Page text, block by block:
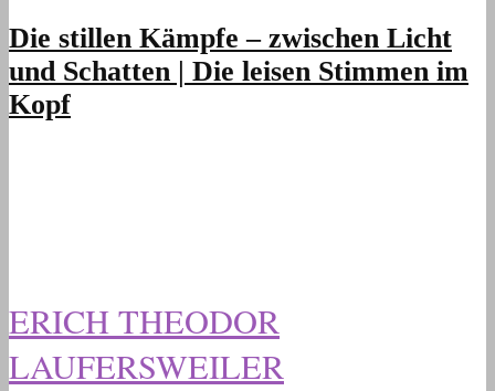
Die stillen Kämpfe – zwischen Licht
und Schatten | Die leisen Stimmen im
Kopf
ERICH THEODOR
LAUFERSWEILER